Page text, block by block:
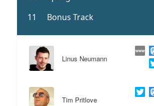
Linus Neumann
Tim Pritlove